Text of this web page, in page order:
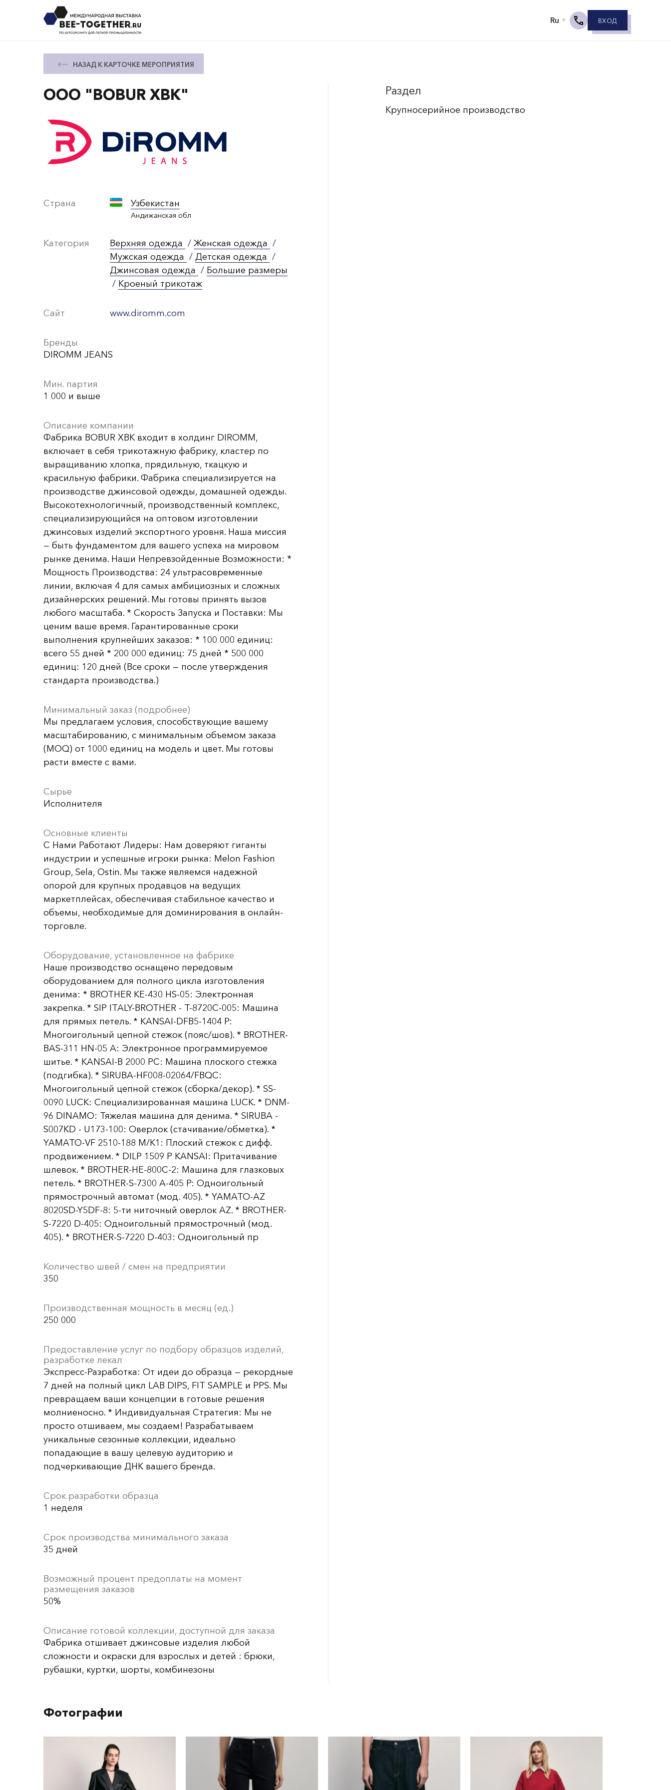
ВХОД
НАЗАД К КАРТОЧКЕ МЕРОПРИЯТИЯ
OOO "BOBUR XBK"
Страна Узбекистан
Андижанская обл
Категория Верхняя одежда / Женская одежда /
Мужская одежда / Детская одежда /
Джинсовая одежда / Большие размеры
/ Кроеный трикотаж
Сайт www.diromm.com
Бренды
DIROMM JEANS
Мин. партия
1 000 и выше
Описание компании
Фабрика BOBUR XBK входит в холдинг DIROMM,
включает в себя трикотажную фабрику, кластер по
выращиванию хлопка, прядильную, ткацкую и
красильную фабрики. Фабрика специализируется на
производстве джинсовой одежды, домашней одежды.
Высокотехнологичный, производственный комплекс,
специализирующийся на оптовом изготовлении
джинсовых изделий экспортного уровня. Наша миссия
— быть фундаментом для вашего успеха на мировом
рынке денима. Наши Непревзойденные Возможности: *
Мощность Производства: 24 ультрасовременные
линии, включая 4 для самых амбициозных и сложных
дизайнерских решений. Мы готовы принять вызов
любого масштаба. * Скорость Запуска и Поставки: Мы
ценим ваше время. Гарантированные сроки
выполнения крупнейших заказов: * 100 000 единиц:
всего 55 дней * 200 000 единиц: 75 дней * 500 000
единиц: 120 дней (Все сроки — после утверждения
стандарта производства.)
Минимальный заказ (подробнее)
Мы предлагаем условия, способствующие вашему
масштабированию, с минимальным объемом заказа
(MOQ) от 1000 единиц на модель и цвет. Мы готовы
расти вместе с вами.
Сырье
Исполнителя
Основные клиенты
С Нами Работают Лидеры: Нам доверяют гиганты
индустрии и успешные игроки рынка: Melon Fashion
Group, Sela, Ostin. Мы также являемся надежной
опорой для крупных продавцов на ведущих
маркетплейсах, обеспечивая стабильное качество и
объемы, необходимые для доминирования в онлайн-
торговле.
Оборудование, установленное на фабрике
Наше производство оснащено передовым
оборудованием для полного цикла изготовления
денима: * BROTHER KE-430 HS-05: Электронная
закрепка. * SIP ITALY-BROTHER - T-8720C-005: Машина
для прямых петель. * KANSAI-DFB5-1404 P:
Многоигольный цепной стежок (пояс/шов). * BROTHER-
BAS-311 HN-05 A: Электронное программируемое
шитье. * KANSAI-B 2000 PC: Машина плоского стежка
(подгибка). * SIRUBA-HF008-02064/FBQC:
Многоигольный цепной стежок (сборка/декор). * SS-
0090 LUCK: Специализированная машина LUCK. * DNM-
96 DINAMO: Тяжелая машина для денима. * SIRUBA -
S007KD - U173-100: Оверлок (стачивание/обметка). *
YAMATO-VF 2510-188 M/K1: Плоский стежок с дифф.
продвижением. * DILP 1509 P KANSAI: Притачивание
шлевок. * BROTHER-HE-800C-2: Машина для глазковых
петель. * BROTHER-S-7300 A-405 P: Одноигольный
прямострочный автомат (мод. 405). * YAMATO-AZ
8020SD-Y5DF-8: 5-ти ниточный оверлок AZ. * BROTHER-
S-7220 D-405: Одноигольный прямострочный (мод.
405). * BROTHER-S-7220 D-403: Одноигольный пр
Количество швей / смен на предприятии
350
Производственная мощность в месяц (ед.)
250 000
Предоставление услуг по подбору образцов изделий,
разработке лекал
Экспресс-Разработка: От идеи до образца — рекордные
7 дней на полный цикл LAB DIPS, FIT SAMPLE и PPS. Мы
превращаем ваши концепции в готовые решения
молниеносно. * Индивидуальная Стратегия: Мы не
просто отшиваем, мы создаем! Разрабатываем
уникальные сезонные коллекции, идеально
попадающие в вашу целевую аудиторию и
подчеркивающие ДНК вашего бренда.
Срок разработки образца
1 неделя
Срок производства минимального заказа
35 дней
Возможный процент предоплаты на момент
размещения заказов
50%
Описание готовой коллекции, доступной для заказа
Фабрика отшивает джинсовые изделия любой
сложности и окраски для взрослых и детей : брюки,
рубашки, куртки, шорты, комбинезоны
Раздел
Крупносерийное производство
Фотографии